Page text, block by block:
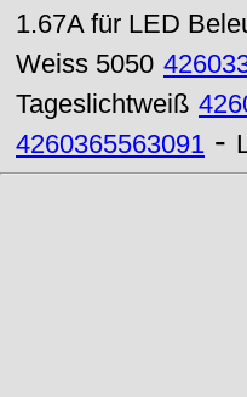
1.67A für LED
Weiss 5050
Tageslichtweiß
4260365563091 -